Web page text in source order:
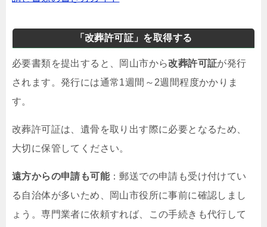
「改葬許可証」を取得する
必要書類を提出すると、岡山市から改葬許可証が発行
されます。発行には通常1週間～2週間程度かかりま
す。
改葬許可証は、遺骨を取り出す際に必要となるため、
大切に保管してください。
遠方からの申請も可能：郵送での申請も受け付けてい
る自治体が多いため、岡山市役所に事前に確認しまし
ょう。専門業者に依頼すれば、この手続きも代行して